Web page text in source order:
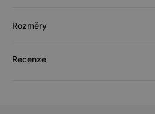
Rozměry
Recenze